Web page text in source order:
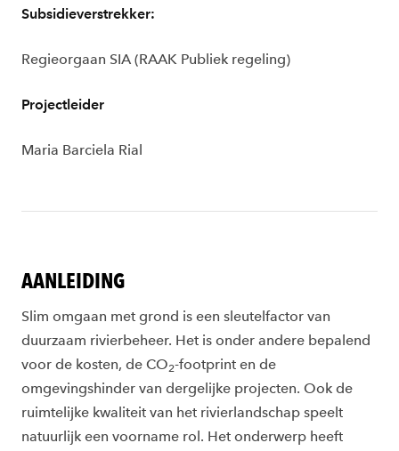
Subsidieverstrekker:
Regieorgaan SIA (RAAK Publiek regeling)
Projectleider
Maria Barciela Rial
AANLEIDING
Slim omgaan met grond is een sleutelfactor van
duurzaam rivierbeheer. Het is onder andere bepalend
voor de kosten, de CO2-footprint en de
omgevingshinder van dergelijke projecten. Ook de
ruimtelijke kwaliteit van het rivierlandschap speelt
natuurlijk een voorname rol. Het onderwerp heeft